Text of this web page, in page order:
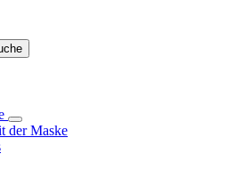
Unternavigation
von
der Maske